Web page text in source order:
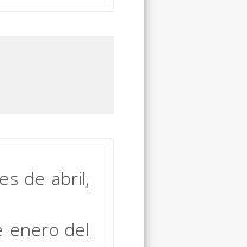
de abril,
enero del